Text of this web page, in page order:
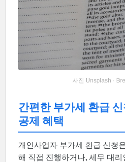
사진 Unsplash ·
간편한 부가세 환급
공제 혜택
개인사업자 부가세 환급 신청
해 직접 진행하거나, 세무 대